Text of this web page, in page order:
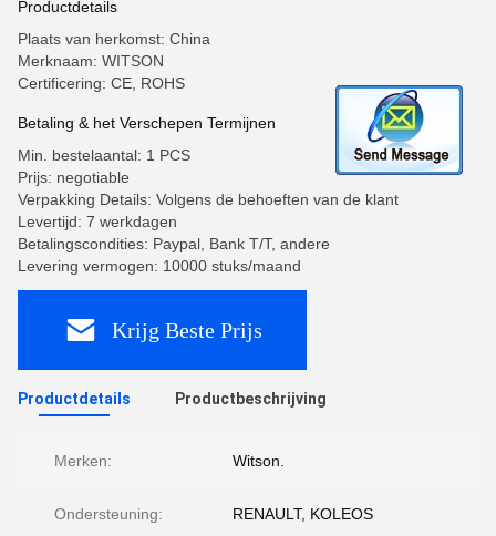
Productdetails
Plaats van herkomst: China
Merknaam: WITSON
Certificering: CE, ROHS
Betaling & het Verschepen Termijnen
Min. bestelaantal: 1 PCS
Prijs: negotiable
Verpakking Details: Volgens de behoeften van de klant
Levertijd: 7 werkdagen
Betalingscondities: Paypal, Bank T/T, andere
Levering vermogen: 10000 stuks/maand
Krijg Beste Prijs
Productdetails Productbeschrijving
Merken: Witson.
Ondersteuning: RENAULT, KOLEOS